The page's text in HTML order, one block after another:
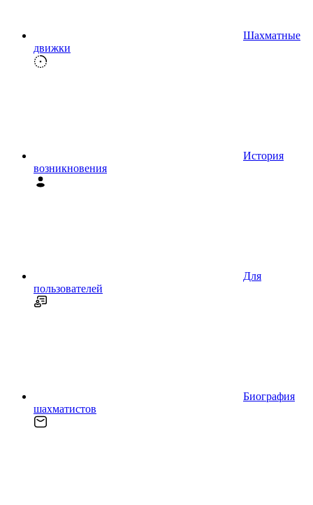
Шахматные
движки
История
возникновения
Для
пользователей
Биография
шахматистов